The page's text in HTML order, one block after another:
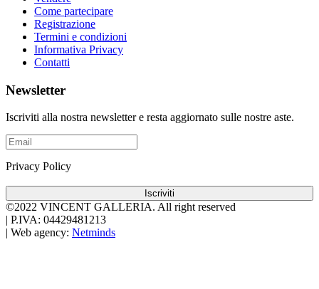
Come partecipare
Registrazione
Termini e condizioni
Informativa Privacy
Contatti
Newsletter
Iscriviti alla nostra newsletter e resta aggiornato sulle nostre aste.
Privacy Policy
Iscriviti
©2022 VINCENT GALLERIA. All right reserved
P.IVA: 04429481213
Web agency: Netminds